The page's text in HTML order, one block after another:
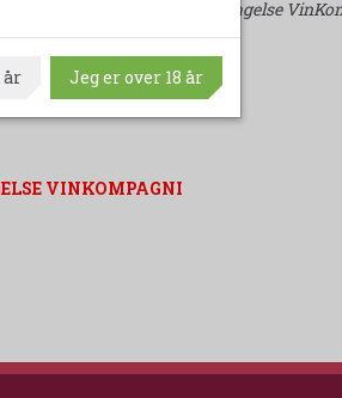
har lyst til at handle hos Slagelse
VINKOMPAGNI
år Jeg er over 18 år